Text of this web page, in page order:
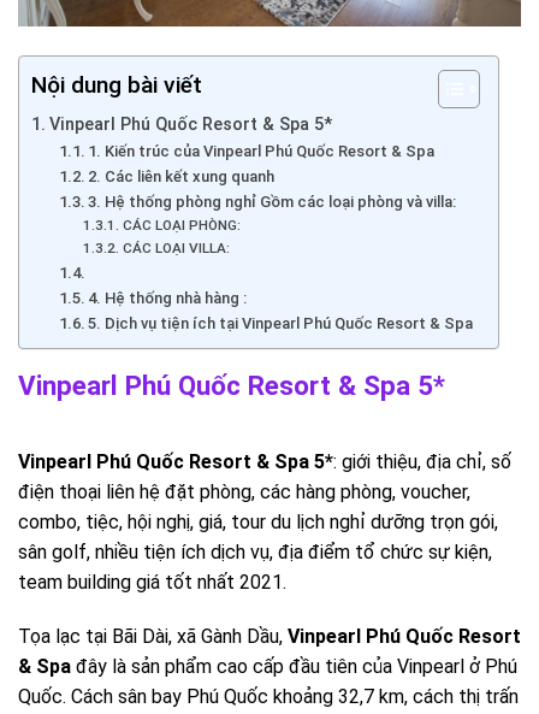
Nội dung bài viết
Vinpearl Phú Quốc Resort & Spa 5*
1. Kiến trúc của Vinpearl Phú Quốc Resort & Spa
2. Các liên kết xung quanh
3. Hệ thống phòng nghỉ Gồm các loại phòng và villa:
CÁC LOẠI PHÒNG:
CÁC LOẠI VILLA:
4. Hệ thống nhà hàng :
5. Dịch vụ tiện ích tại Vinpearl Phú Quốc Resort & Spa
Vinpearl Phú Quốc Resort & Spa 5*
Vinpearl Phú Quốc Resort & Spa 5*: giới thiệu, địa chỉ, số
điện thoại liên hệ đặt phòng, các hàng phòng, voucher,
combo, tiệc, hội nghị, giá, tour du lịch nghỉ dưỡng trọn gói,
sân golf, nhiều tiện ích dịch vụ, địa điểm tổ chức sự kiện,
team building giá tốt nhất 2021.
Tọa lạc tại Bãi Dài, xã Gành Dầu, Vinpearl Phú Quốc Resort
& Spa đây là sản phẩm cao cấp đầu tiên của Vinpearl ở Phú
Quốc. Cách sân bay Phú Quốc khoảng 32,7 km, cách thị trấn